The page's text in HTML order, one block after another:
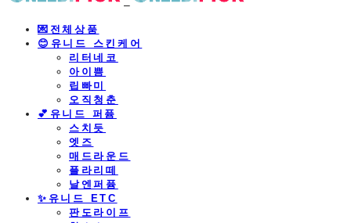
💌전체상품
😊유니드 스킨케어
리터네코
아이쁨
립빠미
오직청춘
💕유니드 퍼퓸
스치듯
엣즈
매드라운드
플라리떼
날엔퍼퓸
​✨유니드 ETC
판도라이프